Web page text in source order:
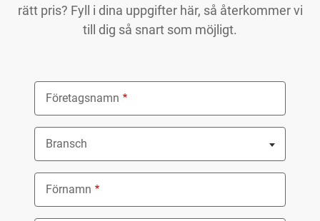
rätt pris? Fyll i dina uppgifter här, så återkommer vi
till dig så snart som möjligt.
Företagsnamn
Bransch
Nothing selected
Förnamn